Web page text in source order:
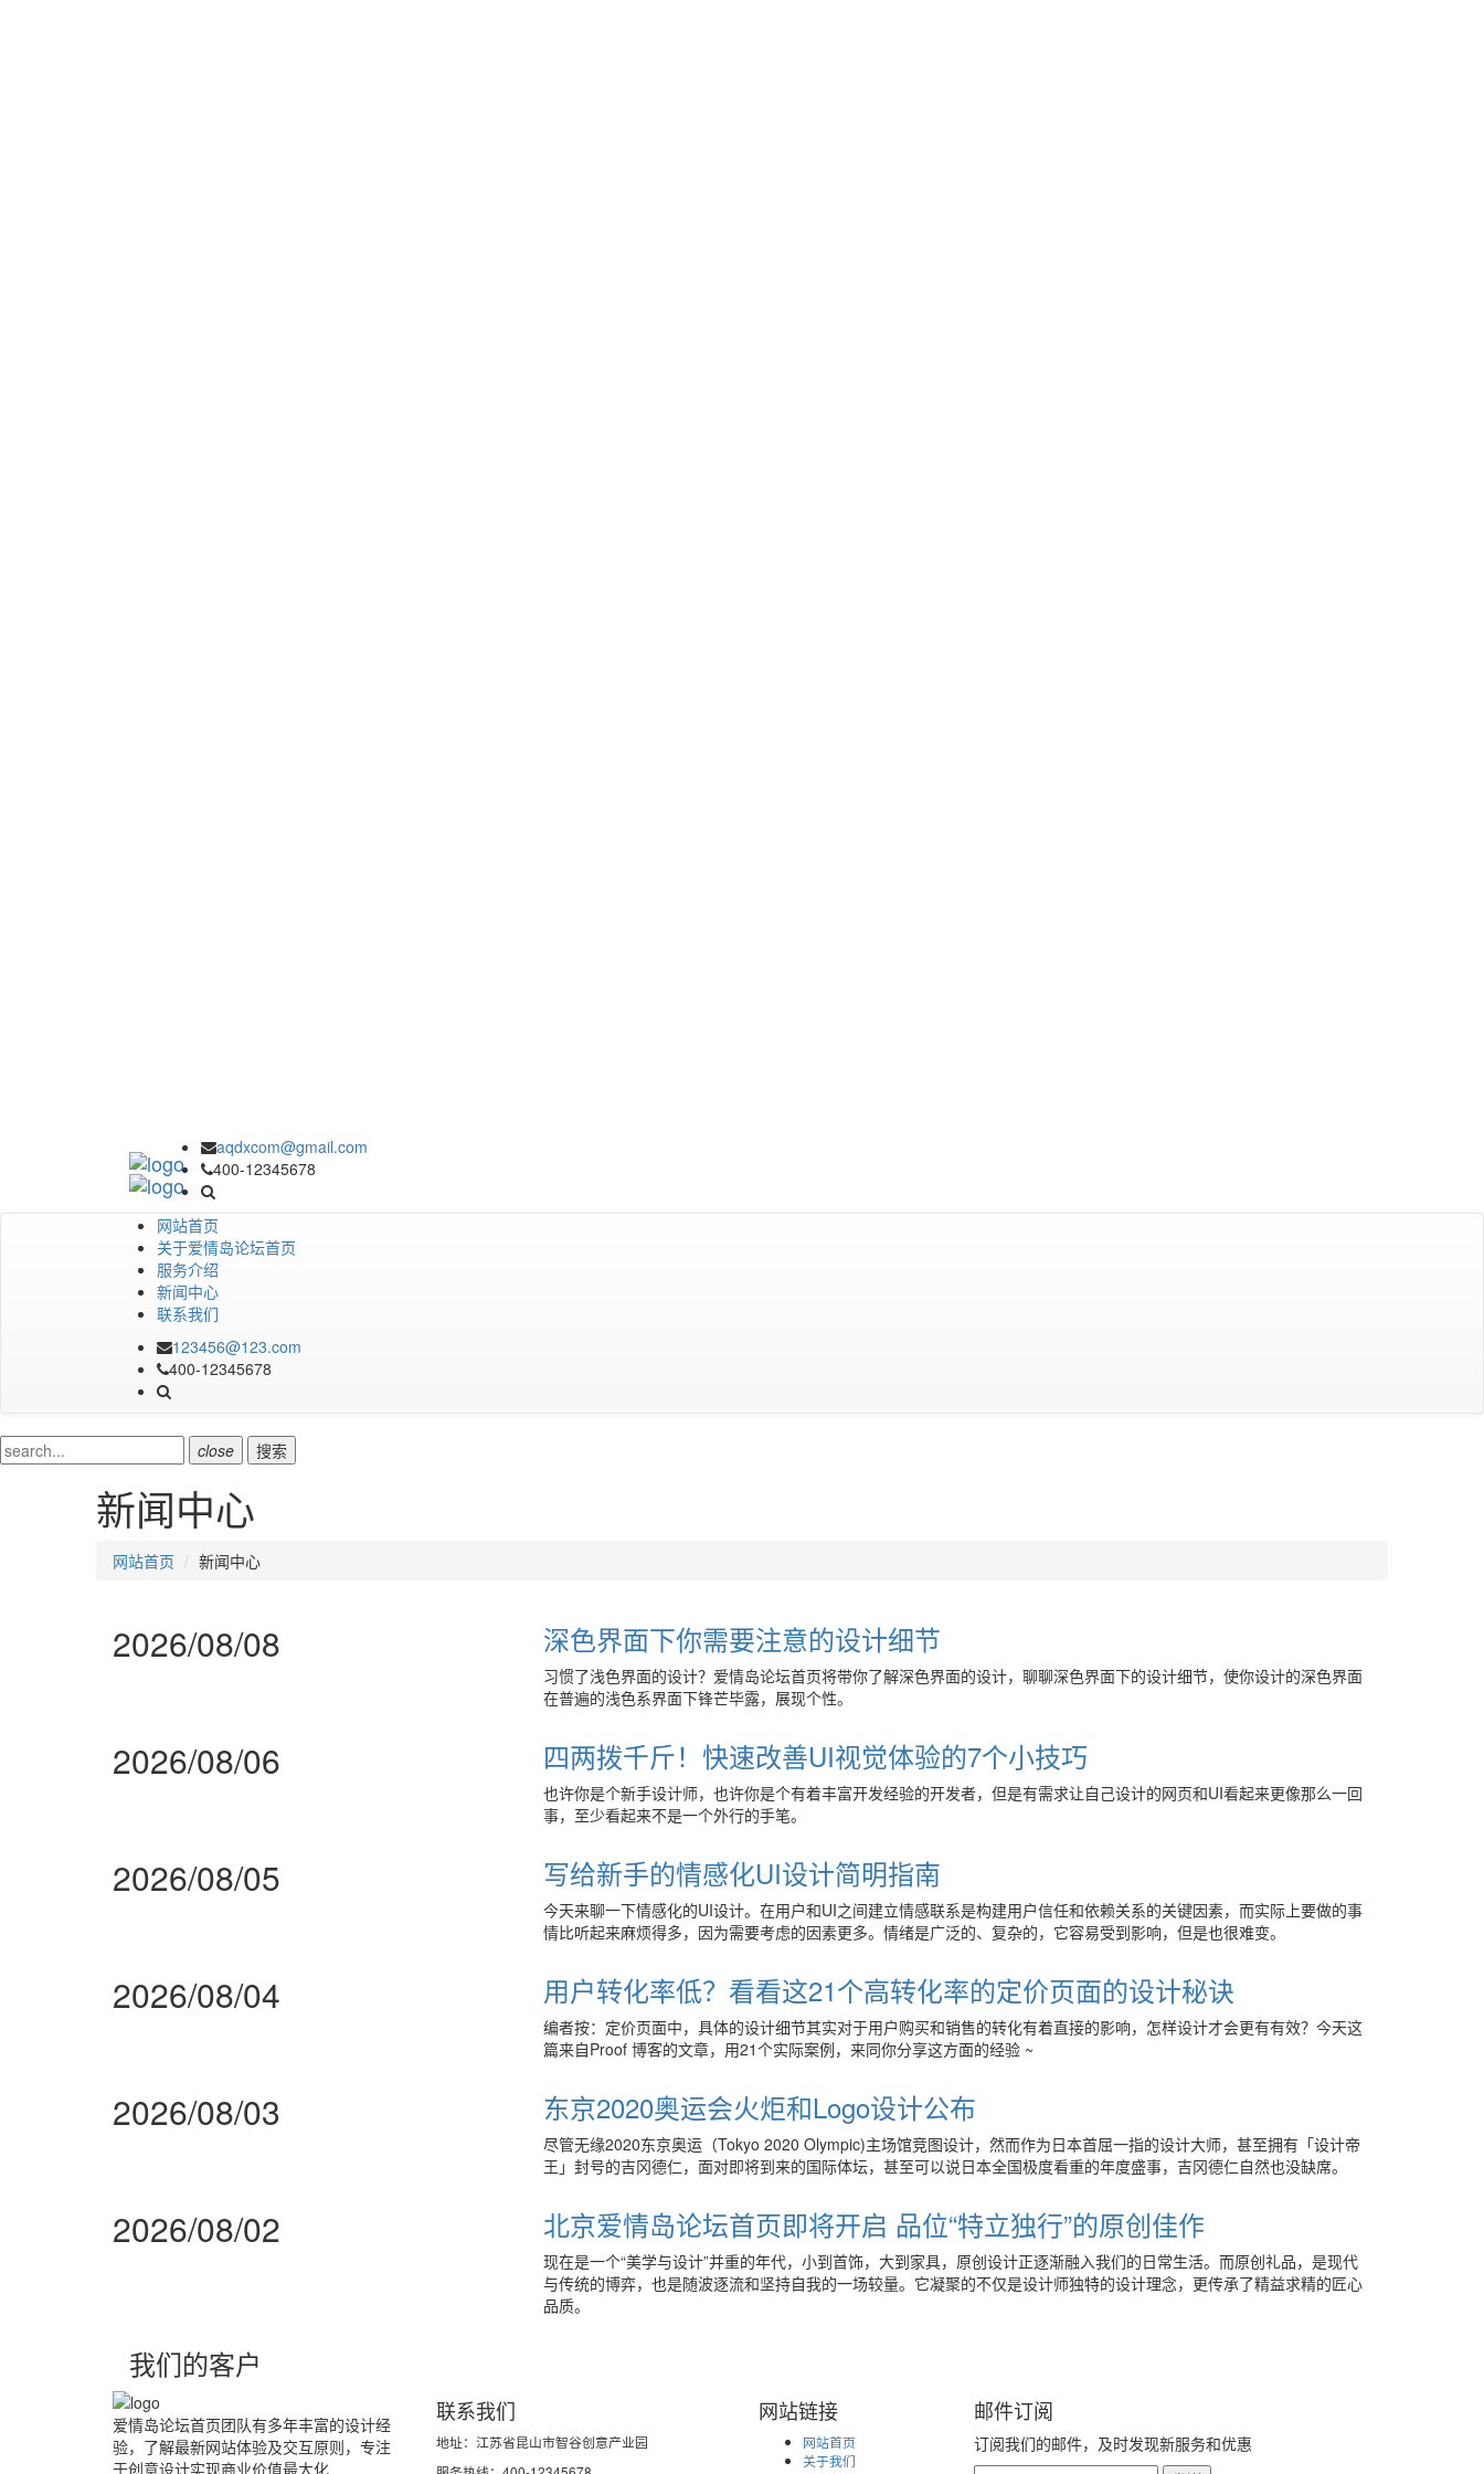
aqdxcom@gmail.com
400-12345678
网站首页
关于爱情岛论坛首页
服务介绍
新闻中心
联系我们
123456@123.com
400-12345678
close 搜索
新闻中心
网站首页 新闻中心
2026/08/08 深色界面下你需要注意的设计细节
习惯了浅色界面的设计？爱情岛论坛首页将带你了解深色界面的设计，聊聊深色界面下的设计细节，使你设计的深色界面
在普遍的浅色系界面下锋芒毕露，展现个性。
2026/08/06 四两拨千斤！快速改善UI视觉体验的7个小技巧
也许你是个新手设计师，也许你是个有着丰富开发经验的开发者，但是有需求让自己设计的网页和UI看起来更像那么一回
事，至少看起来不是一个外行的手笔。
2026/08/05 写给新手的情感化UI设计简明指南
今天来聊一下情感化的UI设计。在用户和UI之间建立情感联系是构建用户信任和依赖关系的关键因素，而实际上要做的事
情比听起来麻烦得多，因为需要考虑的因素更多。情绪是广泛的、复杂的，它容易受到影响，但是也很难变。
2026/08/04 用户转化率低？看看这21个高转化率的定价页面的设计秘诀
编者按：定价页面中，具体的设计细节其实对于用户购买和销售的转化有着直接的影响，怎样设计才会更有有效？今天这
篇来自Proof 博客的文章，用21个实际案例，来同你分享这方面的经验 ~
2026/08/03 东京2020奥运会火炬和Logo设计公布
尽管无缘2020东京奥运（Tokyo 2020 Olympic)主场馆竞图设计，然而作为日本首屈一指的设计大师，甚至拥有「设计帝
王」封号的吉冈德仁，面对即将到来的国际体坛，甚至可以说日本全国极度看重的年度盛事，吉冈德仁自然也没缺席。
2026/08/02 北京爱情岛论坛首页即将开启 品位“特立独行”的原创佳作
现在是一个“美学与设计”并重的年代，小到首饰，大到家具，原创设计正逐渐融入我们的日常生活。而原创礼品，是现代
与传统的博弈，也是随波逐流和坚持自我的一场较量。它凝聚的不仅是设计师独特的设计理念，更传承了精益求精的匠心
品质。
我们的客户
爱情岛论坛首页团队有多年丰富的设计经
验，了解最新网站体验及交互原则，专注
于创意设计实现商业价值最大化
联系我们
地址：江苏省昆山市智谷创意产业园
网站链接
网站首页
关于我们
邮件订阅
订阅我们的邮件，及时发现新服务和优惠